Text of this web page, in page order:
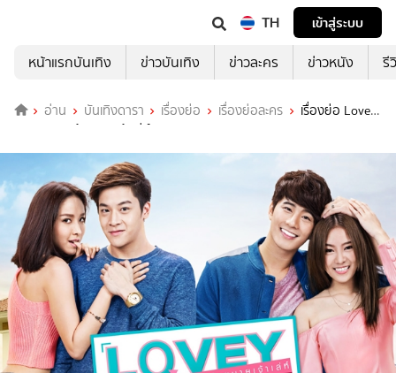
TH
เข้าสู่ระบบ
หน้าแรกบันเทิง
ข่าวบันเทิง ข่าวละคร ข่าวหนัง รี
อ่าน บันเทิงดารา เรื่องย่อ เรื่องย่อละคร
เรื่องย่อ Lovey
Dovey แผนร้ายนายเจ้าเล่ห์